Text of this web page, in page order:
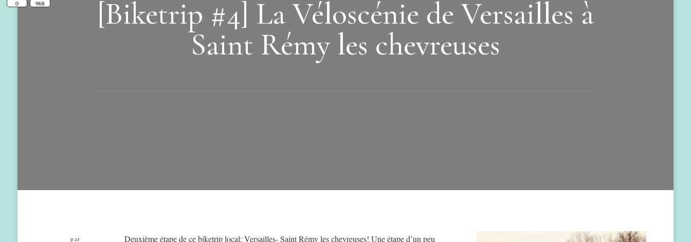
[Biketrip #4] La Véloscénie de Versailles à
Saint Rémy les chevreuses
par
Deuxième étape de ce biketrip local: Versailles- Saint Rémy les chevreuses! Une étape d’un peu